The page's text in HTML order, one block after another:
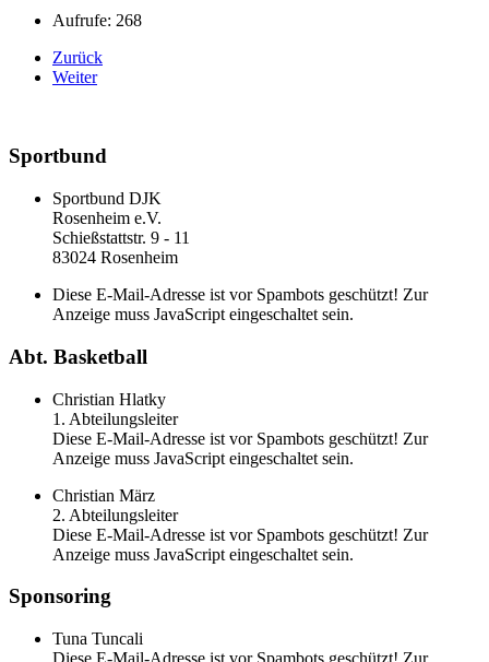
Aufrufe: 268
Zurück
Weiter
Sportbund
Sportbund DJK
Rosenheim e.V.
Schießstattstr. 9 - 11
83024 Rosenheim
Diese E-Mail-Adresse ist vor Spambots geschützt! Zur
Anzeige muss JavaScript eingeschaltet sein.
Abt. Basketball
Christian Hlatky
1. Abteilungsleiter
Diese E-Mail-Adresse ist vor Spambots geschützt! Zur
Anzeige muss JavaScript eingeschaltet sein.
Christian März
2. Abteilungsleiter
Diese E-Mail-Adresse ist vor Spambots geschützt! Zur
Anzeige muss JavaScript eingeschaltet sein.
Sponsoring
Tuna Tuncali
Diese E-Mail-Adresse ist vor Spambots geschützt! Zur